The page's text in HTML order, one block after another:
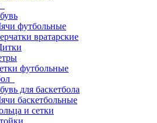
футбольные
вратарские
футбольные
для баскетбола
баскетбольные
и сетки